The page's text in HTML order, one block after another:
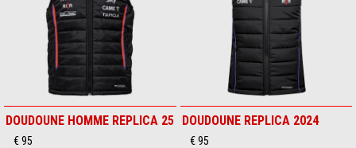
DOUDOUNE HOMME REPLICA 25
€ 95
DOUDOUNE REPLICA 2024
€ 95